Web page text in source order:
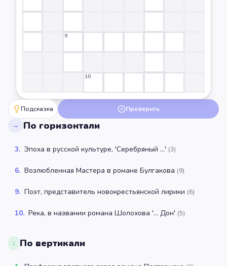
9
10
Подсказка Проверить
→ По горизонтали
3. Эпоха в русской культуре, 'Серебряный ...' (3)
6. Возлюбленная Мастера в романе Булгакова (9)
9. Поэт, представитель новокрестьянской лирики (6)
10. Река, в названии романа Шолохова '... Дон' (5)
↓ По вертикали